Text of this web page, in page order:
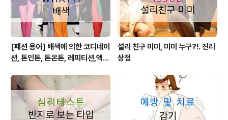
[패션 용어] 배색에 의한 코디네이
션, 톤인톤, 톤온톤, 레피티션,액센
카마이유
설리 친구 미미, 미미 누구?!. 진리
상점